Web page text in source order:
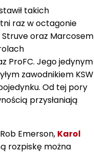
takich
raz w octagonie
Struve oraz Marcosem
ProFC. Jego jedynym
zawodnikiem KSW
Od tej pory
przysłaniają
Emerson, Karol
rozpiskę można